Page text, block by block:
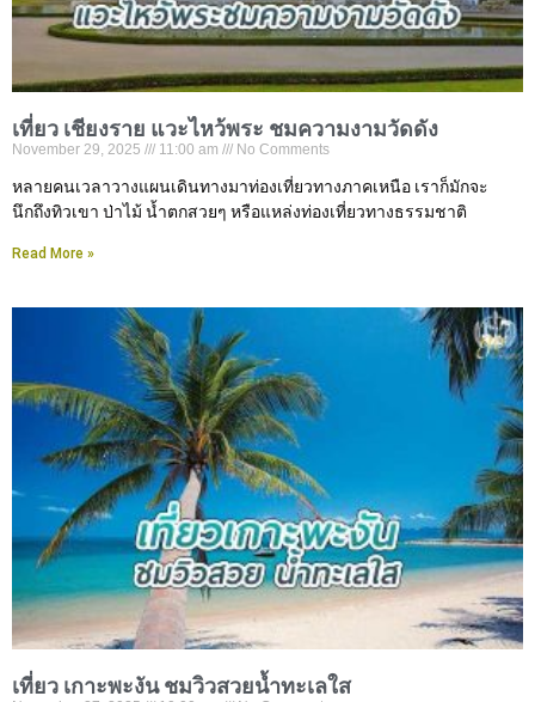
เที่ยว เชียงราย แวะไหว้พระ ชมความงามวัดดัง
November 29, 2025 11:00 am No Comments
หลายคนเวลาวางแผนเดินทางมาท่องเที่ยวทางภาคเหนือ เราก็มักจะ
นึกถึงทิวเขา ป่าไม้ น้ำตกสวยๆ หรือแหล่งท่องเที่ยวทางธรรมชาติ
Read More »
เที่ยว เกาะพะงัน ชมวิวสวยน้ำทะเลใส